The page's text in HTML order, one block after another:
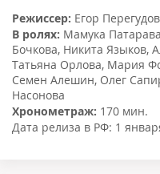
Режиссер: Егор Перегудов
В ролях: Мамука Патарава
Бочкова, Никита Языков,
Татьяна Орлова, Мария
Семен Алешин, Олег
Насонова
Хронометраж: 170 мин.
Дата релиза в РФ: 1